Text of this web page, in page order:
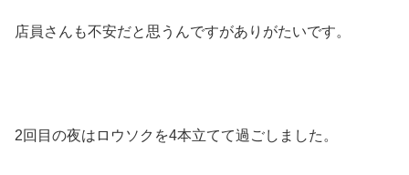
店員さんも不安だと思うんですがありがたいです。
2回目の夜はロウソクを4本立てて過ごしました。